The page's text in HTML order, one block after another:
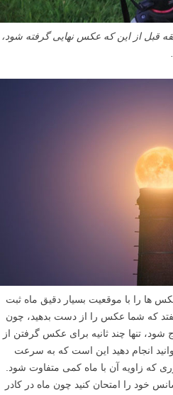
صحنه از حدود ۲۰ دقیقه قبل از این که عکس نهایی گرفته شود،
ها را با موقعیت بسیار دقیق ماه ثبت
که شما عکس را از دست بدهید، چون
تنها چند ثانیه برای عکس گرفتن از
انجام دهید این است که به سرعت
که زاویه آن با ماه کمی متفاوت شود.
خود را امتحان کنید چون ماه در کادر